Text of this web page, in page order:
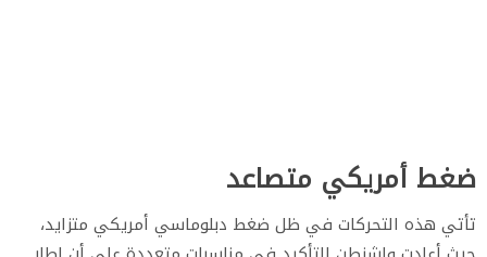
ضغط أمريكي متصاعد
تأتي هذه التحركات في ظل ضغط دبلوماسي أمريكي متزايد،